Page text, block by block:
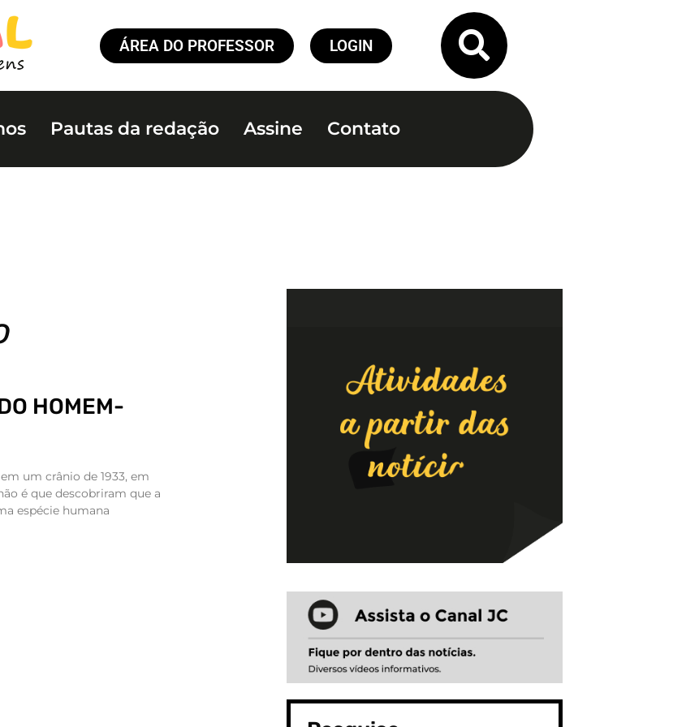
ÁREA DO PROFESSOR LOGIN
Pautas da redação Assine Contato
HOMEM-
um crânio de 1933, em
é que descobriram que a
espécie humana